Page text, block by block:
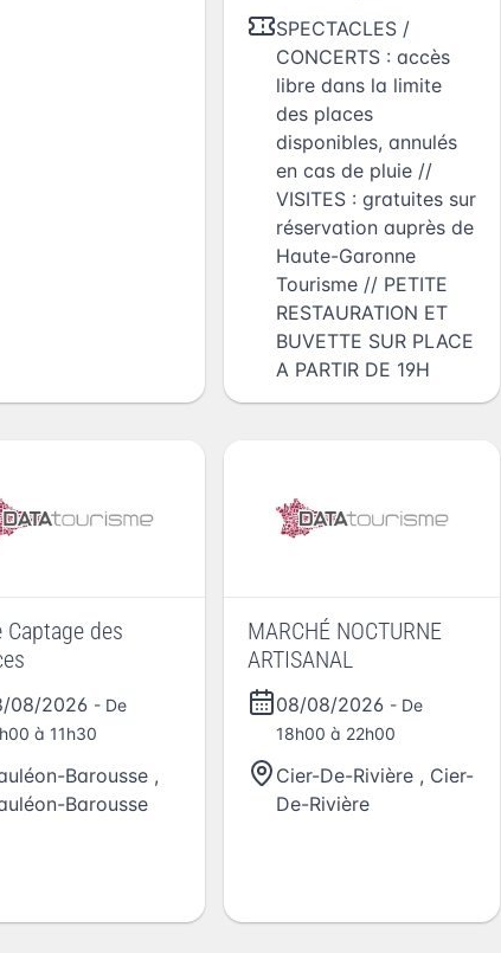
SPECTACLES /
CONCERTS : accès
libre dans la limite
des places
disponibles, annulés
en cas de pluie //
VISITES : gratuites sur
réservation auprès de
Haute-Garonne
Tourisme // PETITE
RESTAURATION ET
BUVETTE SUR PLACE
A PARTIR DE 19H
Captage des
08/2026 - De
à 11h30
Barousse ,
Barousse
MARCHÉ NOCTURNE
ARTISANAL
08/08/2026 - De
18h00 à 22h00
Cier-De-Rivière , Cier-
De-Rivière